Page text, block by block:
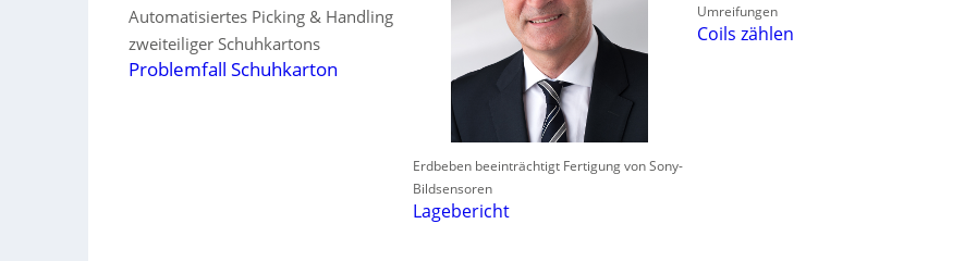
Automatisiertes Picking & Handling
zweiteiliger Schuhkartons
Problemfall Schuhkarton
Erdbeben beeinträchtigt Fertigung von Sony-
Bildsensoren
Lagebericht
Umreifungen
Coils zählen